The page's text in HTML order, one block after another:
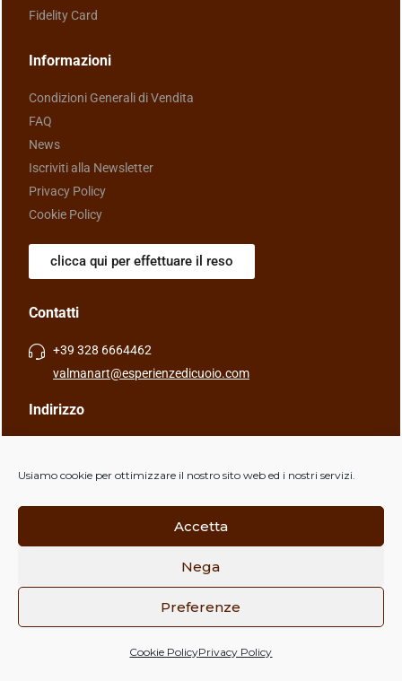
Usiamo cookie per ottimizzare il nostro sito web ed i nostri servizi.
Accetta
Nega
Preferenze
Cookie PolicyPrivacy Policy
Fidelity Card
Informazioni
Condizioni Generali di Vendita
FAQ
News
Iscriviti alla Newsletter
Privacy Policy
Cookie Policy
clicca qui per effettuare il reso
Contatti
+39 328 6664462
valmanart@esperienzedicuoio.com
Indirizzo
Copyright © ValManArt | P.IVA 03998031201 |
Frignano Informatica